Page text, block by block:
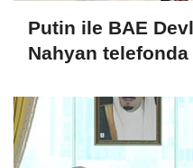
Putin ile BAE
Nahyan